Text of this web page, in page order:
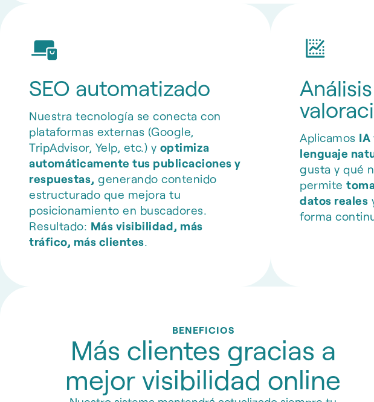
SEO automatizado
Nuestra tecnología se conecta con
plataformas externas (Google,
TripAdvisor, Yelp, etc.) y optimiza
automáticamente tus publicaciones y
respuestas, generando contenido
estructurado que mejora tu
posicionamiento en buscadores.
Resultado: Más visibilidad, más
tráfico, más clientes.
Aplicamos IA
lenguaje
gusta y qué
permite
datos reales
forma
BENEFICIOS
Más clientes gracias a
mejor visibilidad online